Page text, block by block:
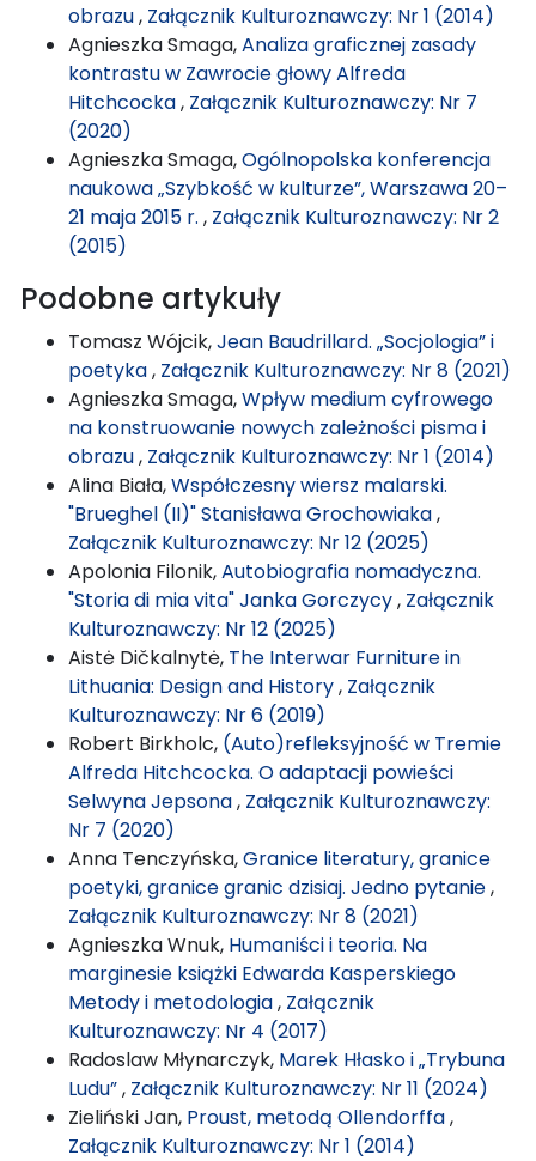
obrazu, Załącznik Kulturoznawczy: Nr 1 (2014)
Agnieszka Smaga,Analiza graficznej zasady
kontrastu w Zawrocie głowy Alfreda
Hitchcocka, Załącznik Kulturoznawczy: Nr 7
(2020)
Agnieszka Smaga,Ogólnopolska konferencja
naukowa „Szybkość w kulturze”, Warszawa 20–
21 maja 2015 r. , Załącznik Kulturoznawczy: Nr 2
(2015)
Podobne artykuły
Tomasz Wójcik,Jean Baudrillard. „Socjologia” i
poetyka, Załącznik Kulturoznawczy: Nr 8 (2021)
Agnieszka Smaga,Wpływ medium cyfrowego
na konstruowanie nowych zależności pisma i
obrazu, Załącznik Kulturoznawczy: Nr 1 (2014)
Alina Biała,Współczesny wiersz malarski.
"Brueghel (II)" Stanisława Grochowiaka,
Załącznik Kulturoznawczy: Nr 12 (2025)
Apolonia Filonik,Autobiografia nomadyczna.
"Storia di mia vita" Janka Gorczycy, Załącznik
Kulturoznawczy: Nr 12 (2025)
Aistė Dičkalnytė, The Interwar Furniture in
Lithuania: Design and History, Załącznik
Kulturoznawczy: Nr 6 (2019)
Robert Birkholc, (Auto)refleksyjność w Tremie
Alfreda Hitchcocka. O adaptacji powieści
Selwyna Jepsona, Załącznik Kulturoznawczy:
Nr 7 (2020)
Anna Tenczyńska,Granice literatury, granice
poetyki, granice granic dzisiaj. Jedno pytanie,
Załącznik Kulturoznawczy: Nr 8 (2021)
Agnieszka Wnuk, Humaniści i teoria. Na
marginesie książki Edwarda Kasperskiego
Metody i metodologia, Załącznik
Kulturoznawczy: Nr 4 (2017)
Radoslaw Młynarczyk, Marek Hłasko i „Trybuna
Ludu”, Załącznik Kulturoznawczy: Nr 11 (2024)
Zieliński Jan, Proust, metodą Ollendorffa,
Załącznik Kulturoznawczy: Nr 1 (2014)